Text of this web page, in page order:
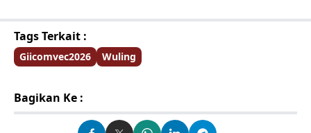
Tags Terkait :
Giicomvec2026 Wuling
Bagikan Ke :